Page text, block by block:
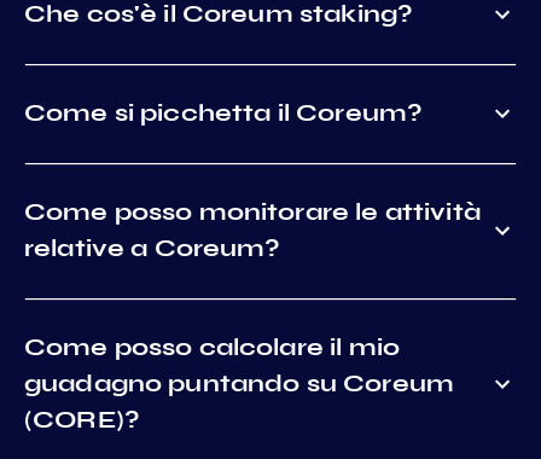
Che cos'è il Coreum staking?
Come si picchetta il Coreum?
Come posso monitorare le attività
relative a Coreum?
Come posso calcolare il mio
guadagno puntando su Coreum
(CORE)?